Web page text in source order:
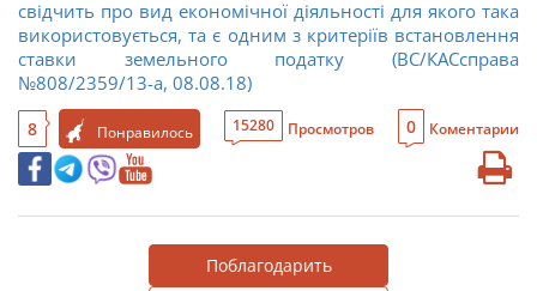
свідчить про вид економічної діяльності для якого така
використовується, та є одним з критеріїв встановлення
ставки земельного податку (ВС/КАСсправа
№808/2359/13-а, 08.08.18)
8 Понравилось 15280 Просмотров 0 Коментарии
Поблагодарить